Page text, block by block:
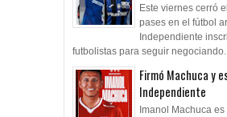
Este viernes cerró
pases en el fútbol
Independiente
futbolistas para seguir
Firmó Machuca y
Independiente
Imanol Machuca